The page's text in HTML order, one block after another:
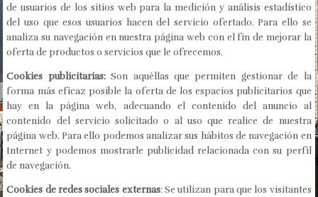
de usuarios de los sitios web para la medición y análisis estadístico
del uso que esos usuarios hacen del servicio ofertado. Para ello se
analiza su navegación en nuestra página web con el fin de mejorar la
oferta de productos o servicios que le ofrecemos.
Cookies publicitarias:Son aquéllas que permiten gestionar de la
forma más eficaz posible la oferta de los espacios publicitarios que
hay en la página web, adecuando el contenido del anuncio al
contenido del servicio solicitado o al uso que realice de nuestra
página web. Para ello podemos analizar sus hábitos de navegación en
Internet y podemos mostrarle publicidad relacionada con su perfil
de navegación.
Cookies de redes sociales externas: Se utilizan para que los visitantes